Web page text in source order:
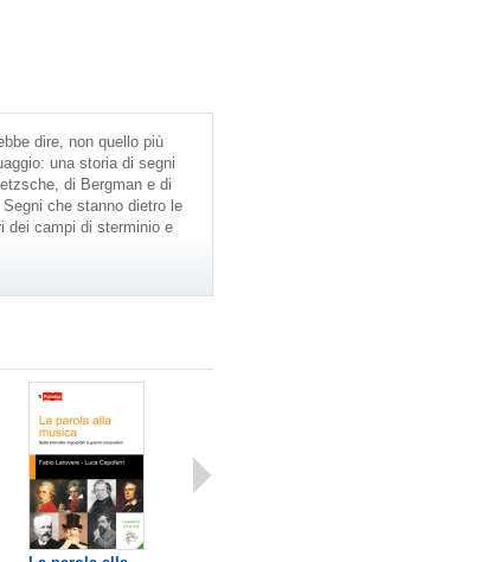
dire, non quello più
una storia di segni
di Bergman e di
che stanno dietro le
dei campi di sterminio e